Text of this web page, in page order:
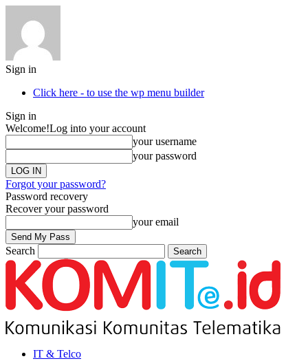
Sign in
Click here - to use the wp menu builder
Sign in
Welcome!Log into your account
your username
your password
Forgot your password?
Password recovery
Recover your password
your email
Search
IT & Telco